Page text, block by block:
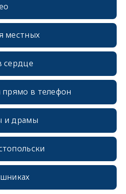
местных
сердце
прямо в телефон
и драмы